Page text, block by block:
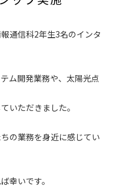
通信科2年生3名のインタ
ム開発業務や、太陽光点
いただきました。
の業務を身近に感じてい
幸いです。